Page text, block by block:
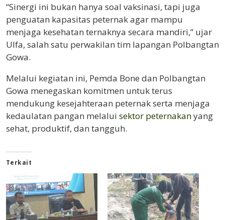
“Sinergi ini bukan hanya soal vaksinasi, tapi juga
penguatan kapasitas peternak agar mampu
menjaga kesehatan ternaknya secara mandiri,” ujar
Ulfa, salah satu perwakilan tim lapangan Polbangtan
Gowa.
Melalui kegiatan ini, Pemda Bone dan Polbangtan
Gowa menegaskan komitmen untuk terus
mendukung kesejahteraan peternak serta menjaga
kedaulatan pangan melalui sektor peternakanyang
sehat, produktif, dan tangguh.
Terkait